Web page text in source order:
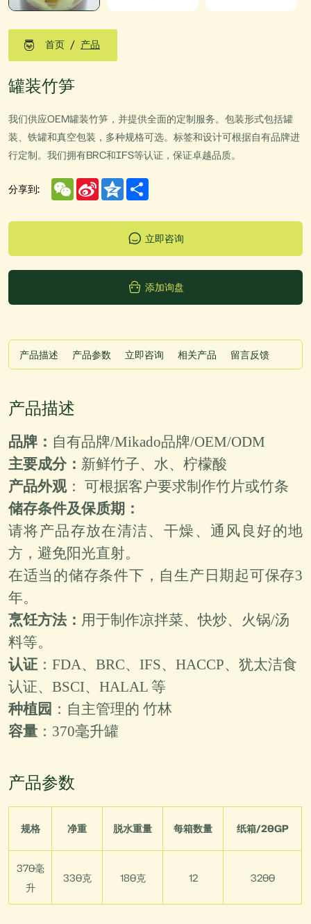
首页 产品
罐装竹笋
我们供应OEM罐装竹笋，并提供全面的定制服务。包装形式包括罐
装、铁罐和真空包装，多种规格可选。标签和设计可根据自有品牌进
行定制。我们拥有BRC和IFS等认证，保证卓越品质。
分享到: WeChat
Sina
Weibo
Qzone
立即咨询
添加询盘
产品描述 产品参数 立即咨询 相关产品 留言反馈
产品描述
品牌 ： 自有品牌/Mikado品牌/OEM/ODM
主要成分： 新鲜竹子、水、柠檬酸
产品外观： 可根据客户要求制作竹片或竹条
储存条件及保质期：
请将产品存放在清洁、干燥、通风良好的地
方，避免阳光直射。
在适当的储存条件下，自生产日期起可保存3
年。
烹饪方法： 用于制作凉拌菜、快炒、火锅/汤
料等。
认证 ：FDA、BRC、IFS、HACCP、犹太洁食
认证、BSCI、HALAL 等
种植园 ：自主管理的 竹林
容量 ： 370毫升罐
产品参数
规格 净重 脱水重量 每箱数量 纸箱/20GP
370毫
升
330克 180克 12 3200